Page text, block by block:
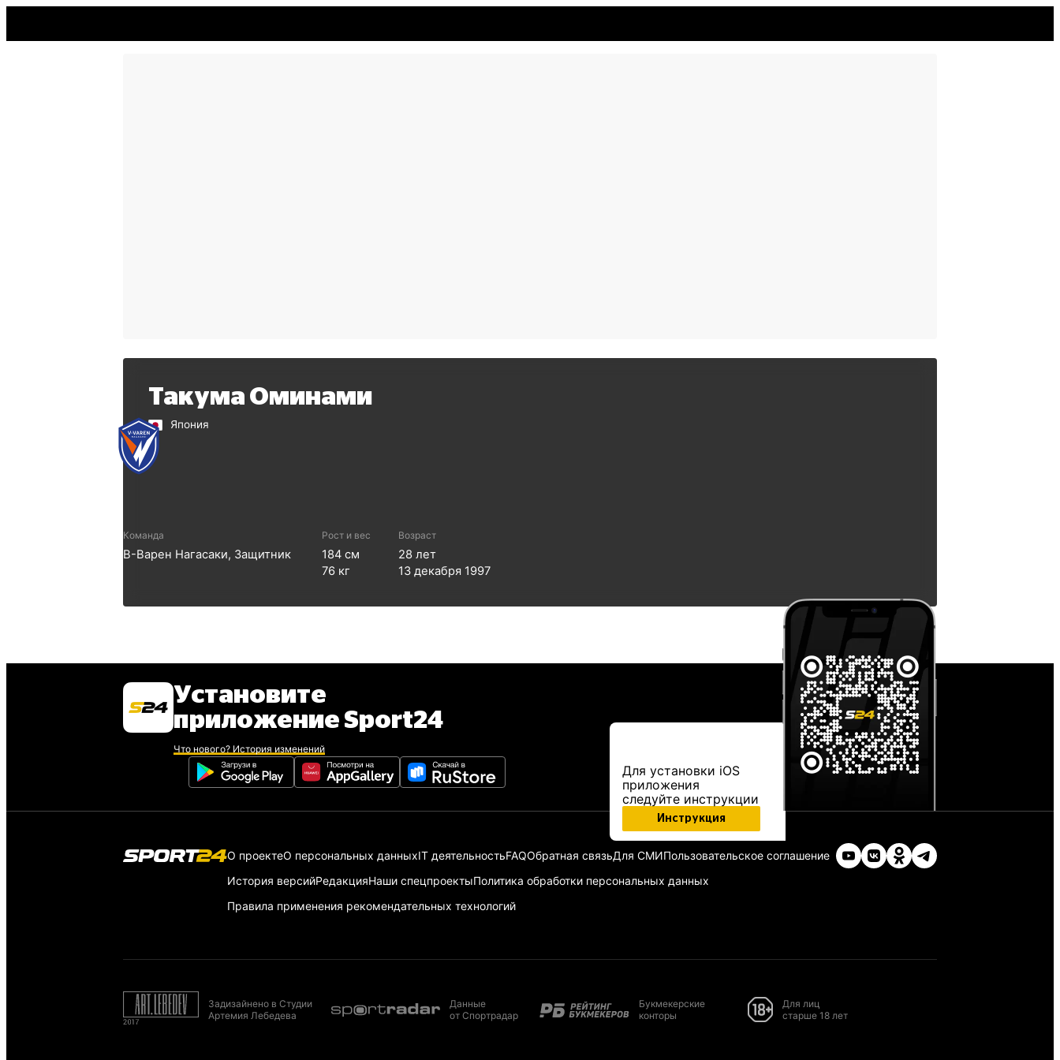
Такума Оминами
Япония
Команда
В-Варен Нагасаки, Защитник
Рост и вес
184 см
76 кг
Возраст
28 лет
13 декабря 1997
Установите
приложение Sport24
Что нового? История изменений
Для установки iOS
приложения
следуйте инструкции
Инструкция
О проектеО персональных данныхIT деятельностьFAQОбратная связьДля СМИПользовательское соглашение
История версийРедакцияНаши спецпроектыПолитика обработки персональных данных
Правила применения рекомендательных технологий
Задизайнено в Студии
Артемия Лебедева
Данные
от Спортрадар
Букмекерские
конторы
Для лиц
старше 18 лет